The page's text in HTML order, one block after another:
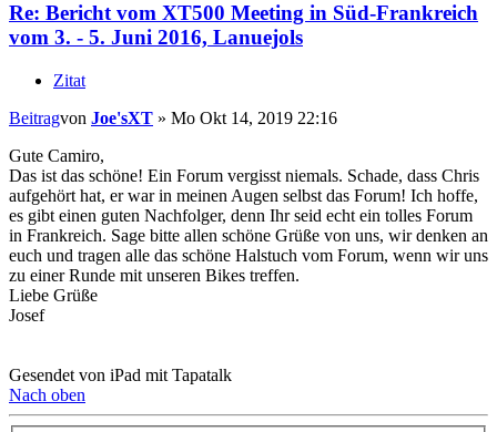
Re: Bericht vom XT500 Meeting in Süd-Frankreich
vom 3. - 5. Juni 2016, Lanuejols
Zitat
Beitragvon Joe'sXT » Mo Okt 14, 2019 22:16
Gute Camiro,
Das ist das schöne! Ein Forum vergisst niemals. Schade, dass Chris
aufgehört hat, er war in meinen Augen selbst das Forum! Ich hoffe,
es gibt einen guten Nachfolger, denn Ihr seid echt ein tolles Forum
in Frankreich. Sage bitte allen schöne Grüße von uns, wir denken an
euch und tragen alle das schöne Halstuch vom Forum, wenn wir uns
zu einer Runde mit unseren Bikes treffen.
Liebe Grüße
Josef
Gesendet von iPad mit Tapatalk
Nach oben